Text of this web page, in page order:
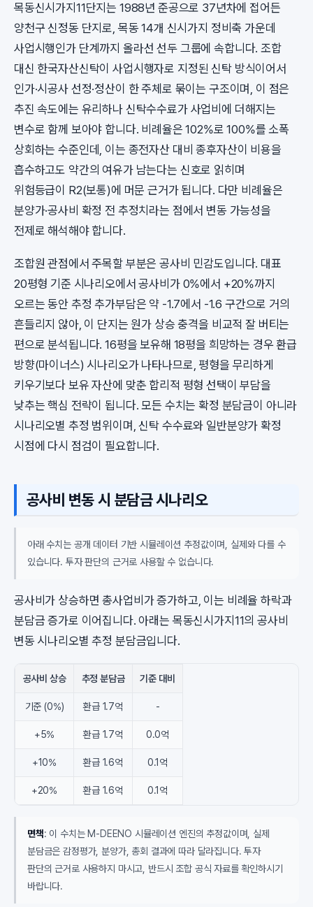
목동신시가지11단지는 1988년 준공으로 37년차에 접어든
양천구 신정동 단지로, 목동 14개 신시가지 정비축 가운데
사업시행인가 단계까지 올라선 선두 그룹에 속합니다. 조합
대신 한국자산신탁이 사업시행자로 지정된 신탁 방식이어서
인가·시공사 선정·정산이 한 주체로 묶이는 구조이며, 이 점은
추진 속도에는 유리하나 신탁수수료가 사업비에 더해지는
변수로 함께 보아야 합니다. 비례율은 102%로 100%를 소폭
상회하는 수준인데, 이는 종전자산 대비 종후자산이 비용을
흡수하고도 약간의 여유가 남는다는 신호로 읽히며
위험등급이 R2(보통)에 머문 근거가 됩니다. 다만 비례율은
분양가·공사비 확정 전 추정치라는 점에서 변동 가능성을
전제로 해석해야 합니다.
조합원 관점에서 주목할 부분은 공사비 민감도입니다. 대표
20평형 기준 시나리오에서 공사비가 0%에서 +20%까지
오르는 동안 추정 추가부담은 약 -1.7에서 -1.6 구간으로 거의
흔들리지 않아, 이 단지는 원가 상승 충격을 비교적 잘 버티는
편으로 분석됩니다. 16평을 보유해 18평을 희망하는 경우 환급
방향(마이너스) 시나리오가 나타나므로, 평형을 무리하게
키우기보다 보유 자산에 맞춘 합리적 평형 선택이 부담을
낮추는 핵심 전략이 됩니다. 모든 수치는 확정 분담금이 아니라
시나리오별 추정 범위이며, 신탁 수수료와 일반분양가 확정
시점에 다시 점검이 필요합니다.
공사비 변동 시 분담금 시나리오
아래 수치는 공개 데이터 기반 시뮬레이션 추정값이며, 실제와 다를 수
있습니다. 투자 판단의 근거로 사용할 수 없습니다.
공사비가 상승하면 총사업비가 증가하고, 이는 비례율 하락과
분담금 증가로 이어집니다. 아래는 목동신시가지11의 공사비
변동 시나리오별 추정 분담금입니다.
공사비 상승 추정 분담금 기준 대비
기준 (0%) 환급 1.7억 -
+5% 환급 1.7억 0.0억
+10% 환급 1.6억 0.1억
+20% 환급 1.6억 0.1억
면책: 이 수치는 M-DEENO 시뮬레이션 엔진의 추정값이며, 실제
분담금은 감정평가, 분양가, 총회 결과에 따라 달라집니다. 투자
판단의 근거로 사용하지 마시고, 반드시 조합 공식 자료를 확인하시기
바랍니다.